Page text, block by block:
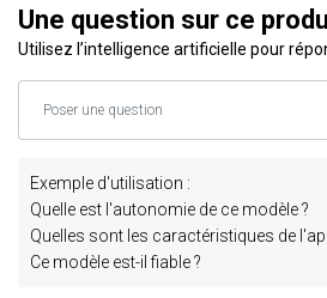
Une question sur ce
Utilisez l’intelligence artificielle pour
Exemple d'utilisation :
Quelle est l'autonomie de ce modèle ?
Quelles sont les caractéristiques de
Ce modèle est-il fiable ?